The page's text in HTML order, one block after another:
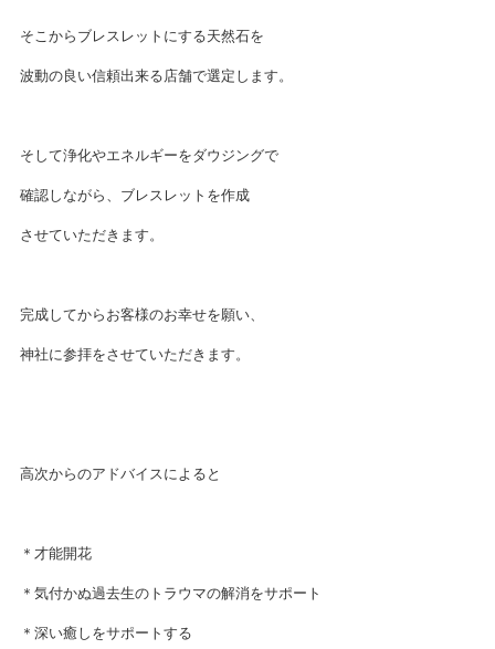
そこからブレスレットにする天然石を
波動の良い信頼出来る店舗で選定します。
そして浄化やエネルギーをダウジングで
確認しながら、ブレスレットを作成
させていただきます。
完成してからお客様のお幸せを願い、
神社に参拝をさせていただきます。
高次からのアドバイスによると
＊才能開花
＊気付かぬ過去生のトラウマの解消をサポート
＊深い癒しをサポートする